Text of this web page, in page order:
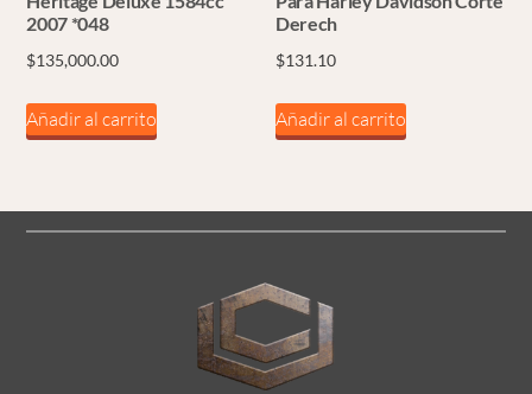
2007 *048
$135,000.00
Añadir al carrito
Derech
$131.10
Añadir al carrito